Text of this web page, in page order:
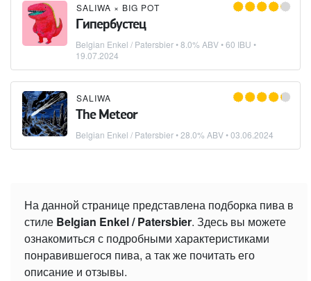
SALIWA × BIG POT
Гипербустец
Belgian Enkel / Patersbier• 8.0% ABV • 60 IBU •
19.07.2024
SALIWA
The Meteor
Belgian Enkel / Patersbier• 28.0% ABV •03.06.2024
На данной странице представлена подборка пива в
стиле Belgian Enkel / Patersbier. Здесь вы можете
ознакомиться с подробными характеристиками
понравившегося пива, а так же почитать его
описание и отзывы.